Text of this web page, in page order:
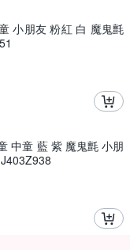
小朋友 粉紅 白 魔鬼氈
中童 藍 紫 魔鬼氈 小朋